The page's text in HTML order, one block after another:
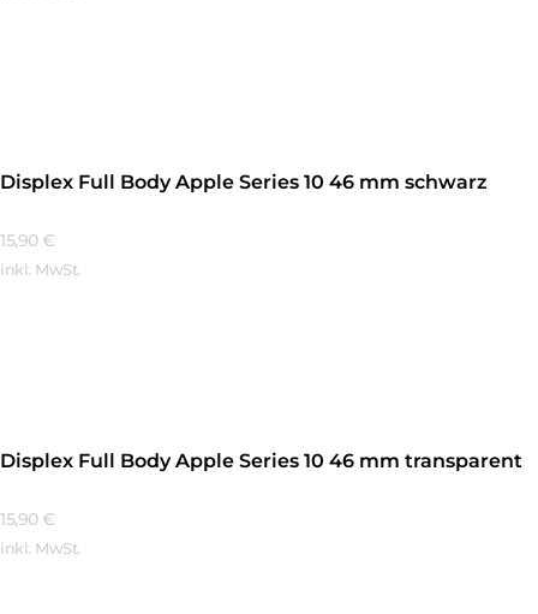
Displex Full Body Apple Series 10 46 mm schwarz
15,90 €
inkl. MwSt.
Displex Full Body Apple Series 10 46 mm transparent
15,90 €
inkl. MwSt.